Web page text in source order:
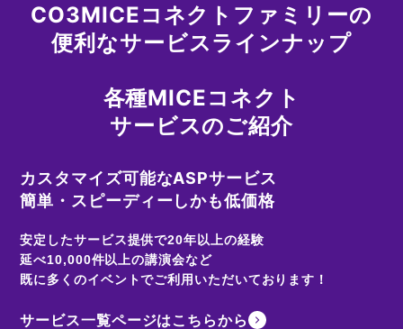
CO3MICEコネクトファミリーの
便利なサービスラインナップ
各種MICEコネクト
サービスのご紹介
カスタマイズ可能なASPサービス
簡単・スピーディーしかも低価格
安定したサービス提供で20年以上の経験
延べ10,000件以上の講演会など
既に多くのイベントでご利用いただいております！
サービス一覧ページはこちらから